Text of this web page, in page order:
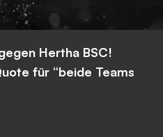
Hertha BSC!
für “beide Teams